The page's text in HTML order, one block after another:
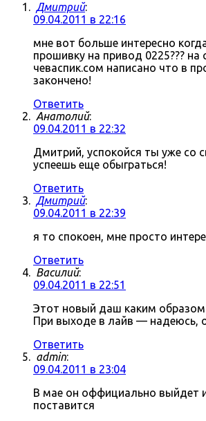
Дмитрий:
09.04.2011 в 22:16
мне вот больше интересно
прошивку на привод 0225??? на
чеваспик.сом написано что в
закончено!
Ответить
Анатолий:
09.04.2011 в 22:32
Дмитрий, успокойся ты уже со
успеешь еще обыграться!
Ответить
Дмитрий:
09.04.2011 в 22:39
я то спокоен, мне просто
Ответить
Василий:
09.04.2011 в 22:51
Этот новый даш каким
При выходе в лайв — надеюсь,
Ответить
admin:
09.04.2011 в 23:04
В мае он оффициально выйдет
поставится